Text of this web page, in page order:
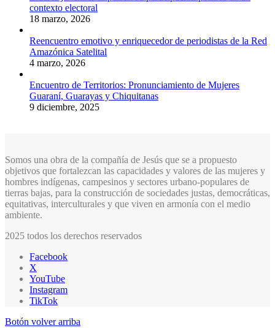
contexto electoral
18 marzo, 2026
Reencuentro emotivo y enriquecedor de periodistas de la Red
Amazónica Satelital
4 marzo, 2026
Encuentro de Territorios: Pronunciamiento de Mujeres
Guaraní, Guarayas y Chiquitanas
9 diciembre, 2025
Somos una obra de la compañía de Jesús que se a propuesto
objetivos que fortalezcan las capacidades y valores de las mujeres y
hombres indígenas, campesinos y sectores urbano-populares de
tierras bajas, para la construcción de sociedades justas, democráticas,
equitativas, interculturales y que viven en armonía con el medio
ambiente.
2025 todos los derechos reservados
Facebook
X
YouTube
Instagram
TikTok
Botón volver arriba